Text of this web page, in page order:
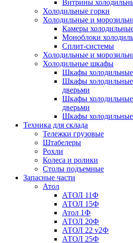
Витрины
Холодильные горки
Холодильные и
Камеры
Моноблоки
Сплит-системы
Холодильные и
Холодильные шкафы
Шкафы холодильные
Шкафы холодильные
дверьми
Шкафы
дверьми
Шкафы холодильные
Техника для склада
Тележки грузовые
Штабелеры
Рохли
Колеса и ролики
Столы подъемные
Запасные части
Атол
АТОЛ 11Ф
АТОЛ 15Ф
Атол 1Ф
АТОЛ 20Ф
АТОЛ 22 v2Ф
АТОЛ 25Ф